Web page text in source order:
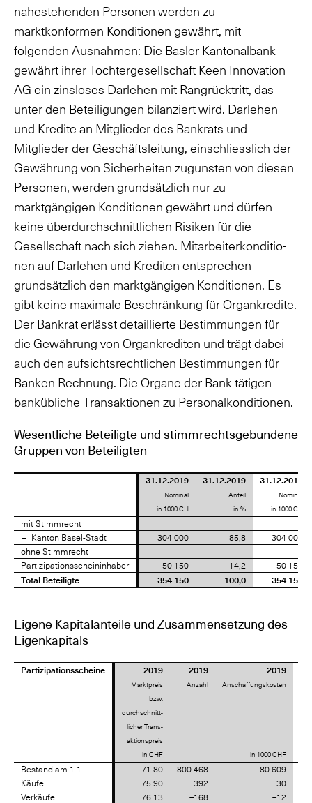
nahestehenden Personen werden zu
marktkonformen Konditionen gewährt, mit
folgenden Ausnahmen: Die Basler Kantonalbank
gewährt ihrer Tochtergesellschaft Keen Innovation
AG ein zinsloses Darlehen mit Rangrücktritt, das
unter den Beteiligungen bilanziert wird. Darlehen
und Kredite an Mitglieder des Bankrats und
Mitglieder der Geschäftsleitung, einschliesslich der
Gewährung von Sicherheiten zugunsten von diesen
Personen, werden grundsätzlich nur zu
marktgängigen Konditionen gewährt und dürfen
keine überdurchschnittlichen Risiken für die
Gesellschaft nach sich ziehen. Mitarbeiterkonditio­
nen auf Darlehen und Krediten entsprechen
grundsätzlich den marktgängigen Konditionen. Es
gibt keine maximale Beschränkung für Organkredite.
Der Bankrat erlässt detaillierte Bestimmungen für
die Gewährung von Organkrediten und trägt dabei
auch den aufsichtsrechtlichen Bestimmungen für
Banken Rechnung. Die Organe der Bank tätigen
bankübliche Transaktionen zu Personalkonditionen.
Wesentliche Beteiligte und stimmrechtsgebundene
Gruppen von Beteiligten
31.12.2019
Nominal
31.12.2019
Anteil
31.12.2018
Nominal
in 1000 CH
in % in 1000 CH
mit Stimmrecht
Kanton Basel-Stadt
304 000 85,8
304 000
ohne Stimmrecht
Partizipationsscheininhaber
50 150 14,2
50 150
Total Beteiligte
354 150 100,0 354 150
mit Stimmrecht
Kanton Basel-Stadt
ohne Stimmrecht
Partizipationsscheininhaber
Total Beteiligte
Eigene Kapitalanteile und Zusammensetzung des
Eigenkapitals
Partizipationsscheine 2019
Marktpreis
bzw.
durchschnitt-
licher Trans-
aktionspreis
2019
Anzahl
2019
Anschaffungskosten
in CHF
in 1000 CHF
Bestand am 1.1. 71.80 800 468
80 609
Käufe
75.90 392
30
Verkäufe
76.13 –168
–12
Partizipationsscheine
Bestand am 1.1.
Käufe
Verkäufe